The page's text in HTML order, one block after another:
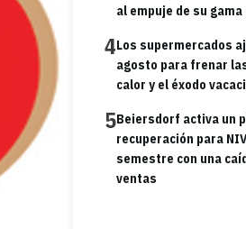
al empuje de su
4Los supermercados
agosto para frenar
calor y el éxodo
5Beiersdorf activa un
recuperación para
semestre con una
ventas